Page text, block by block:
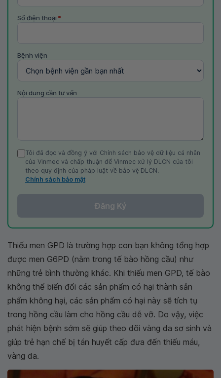
Số điện thoại *
Bệnh viện
Nội dung cần tư vấn
Tôi đã đọc và đồng ý với Chính sách bảo vệ dữ liệu cá nhân
của Vinmec và chấp thuận để Vinmec xử lý DLCN của tôi
theo quy định của pháp luật về bảo vệ DLCN.
Chính sách bảo mật
Đăng Ký
Thiếu men GPD là trường hợp con bạn không tổng hợp
được men G6PD (nằm trong tế bào hồng cầu) như
những trẻ bình thường khác. Khi thiếu men GPD, tế bào
không thể biến đổi các sản phẩm có hại thành sản
phẩm không hại, các sản phẩm có hại này sẽ tích tụ
trong hồng cầu làm cho hồng cầu dễ vỡ. Do vậy, việc
phát hiện bệnh sớm sẽ giúp theo dõi vàng da sơ sinh và
giúp trẻ hạn chế bị tán huyết cấp đưa đến thiếu máu,
vàng da.